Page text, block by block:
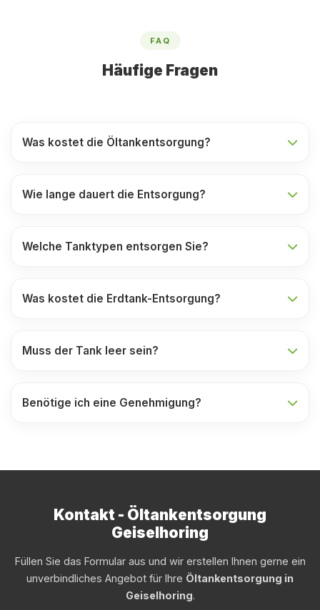
FAQ
Häufige Fragen
Was kostet die Öltankentsorgung?
Wie lange dauert die Entsorgung?
Welche Tanktypen entsorgen Sie?
Was kostet die Erdtank-Entsorgung?
Muss der Tank leer sein?
Benötige ich eine Genehmigung?
Kontakt - Öltankentsorgung
Geiselhoring
Füllen Sie das Formular aus und wir erstellen Ihnen gerne ein
unverbindliches Angebot für Ihre Öltankentsorgung in
Geiselhoring.